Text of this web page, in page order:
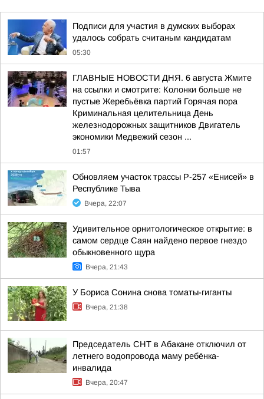
Подписи для участия в думских выборах
удалось собрать считаным кандидатам
05:30
ГЛАВНЫЕ НОВОСТИ ДНЯ. 6 августа Жмите
на ссылки и смотрите: Колонки больше не
пустые Жеребьёвка партий Горячая пора
Криминальная целительница День
железнодорожных защитников Двигатель
экономики Медвежий сезон ...
01:57
Обновляем участок трассы Р-257 «Енисей» в
Республике Тыва
Вчера, 22:07
Удивительное орнитологическое открытие: в
самом сердце Саян найдено первое гнездо
обыкновенного щура
Вчера, 21:43
У Бориса Сонина снова томаты-гиганты
Вчера, 21:38
Председатель СНТ в Абакане отключил от
летнего водопровода маму ребёнка-
инвалида
Вчера, 20:47